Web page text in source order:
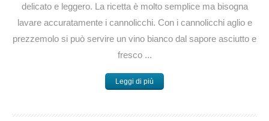
delicato e leggero. La ricetta è molto semplice ma bisogna
lavare accuratamente i cannolicchi. Con i cannolicchi aglio e
prezzemolo si può servire un vino bianco dal sapore asciutto e
fresco ...
Leggi di più